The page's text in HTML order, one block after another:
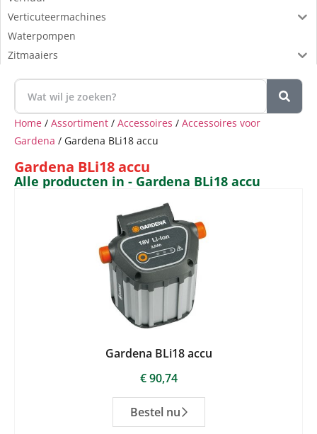
Verticuteermachines
Waterpompen
Zitmaaiers
Home / Assortiment / Accessoires / Accessoires voor
Gardena / Gardena BLi18 accu
Gardena BLi18 accu
Alle producten in - Gardena BLi18 accu
Gardena BLi18 accu
€90,74
Bestel nu